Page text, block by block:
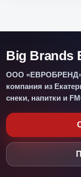
Big Brands
ООО «ЕВРОБРЕНД»
компания из
снеки, напитки и